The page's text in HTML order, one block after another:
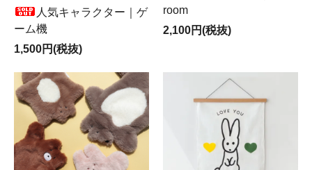
人気キャラクター｜ゲ
ーム機
1,500円(税抜)
room
2,100円(税抜)